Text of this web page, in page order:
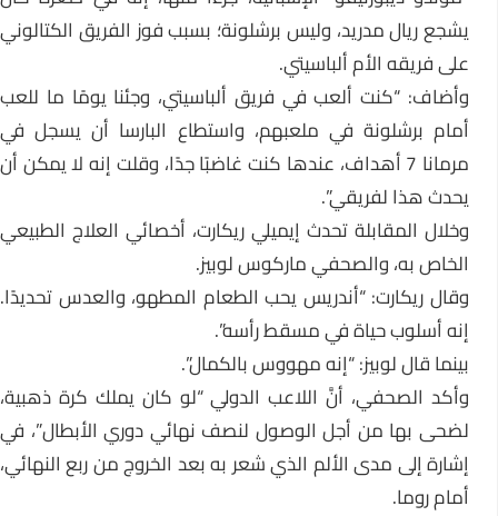
يشجع ريال مدريد، وليس برشلونة؛ بسبب فوز الفريق الكتالوني
على فريقه الأم ألباسيتي.
وأضاف: “كنت ألعب في فريق ألباسيتي، وجئنا يومًا ما للعب
أمام برشلونة في ملعبهم، واستطاع البارسا أن يسجل في
مرمانا 7 أهداف، عندها كنت غاضبًا جدًا، وقلت إنه لا يمكن أن
يحدث هذا لفريقي”.
وخلال المقابلة تحدث إيميلي ريكارت، أخصائي العلاج الطبيعي
الخاص به، والصحفي ماركوس لوبيز.
وقال ريكارت: “أندريس يحب الطعام المطهو، والعدس تحديدًا.
إنه أسلوب حياة في مسقط رأسه”.
بينما قال لوبيز: “إنه مهووس بالكمال”.
وأكد الصحفي، أنَّ اللاعب الدولي “لو كان يملك كرة ذهبية،
لضحى بها من أجل الوصول لنصف نهائي دوري الأبطال”، في
إشارة إلى مدى الألم الذي شعر به بعد الخروج من ربع النهائي،
أمام روما.